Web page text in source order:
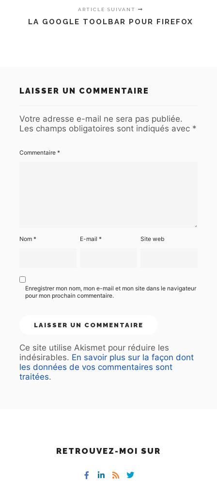
ARTICLE SUIVANT
LA GOOGLE TOOLBAR POUR FIREFOX
LAISSER UN COMMENTAIRE
Votre adresse e-mail ne sera pas publiée.
Les champs obligatoires sont indiqués avec *
Commentaire *
Nom * E-mail* Site web
Enregistrer mon nom, mon e-mail et mon site dans le navigateur
pour mon prochain commentaire.
Ce site utilise Akismet pour réduire les
indésirables. En savoir plus sur la façon dont
les données de vos commentaires sont
traitées.
RETROUVEZ-MOI SUR